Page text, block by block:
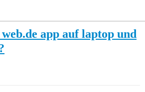
app auf laptop und